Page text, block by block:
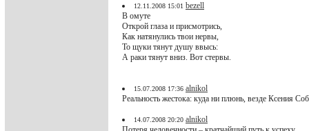
12.11.2008 15:01 bezell
В омуте
Открой глаза и присмотрись,
Как натянулись твои нервы,
То щуки тянут душу ввысь:
А раки тянут вниз. Вот стервы.
15.07.2008 17:36 alnikol
Реальность жестока: куда ни плюнь, везде Ксения
14.07.2008 20:20 alnikol